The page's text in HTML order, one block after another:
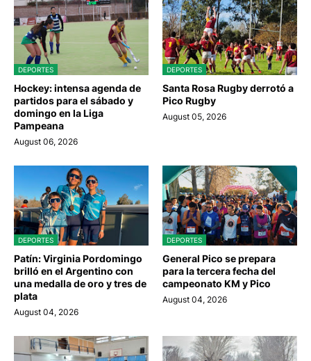
DEPORTES
Hockey: intensa agenda de
partidos para el sábado y
domingo en la Liga
Pampeana
August 06, 2026
DEPORTES
Santa Rosa Rugby derrotó a
Pico Rugby
August 05, 2026
DEPORTES
Patín: Virginia Pordomingo
brilló en el Argentino con
una medalla de oro y tres de
plata
August 04, 2026
DEPORTES
General Pico se prepara
para la tercera fecha del
campeonato KM y Pico
August 04, 2026